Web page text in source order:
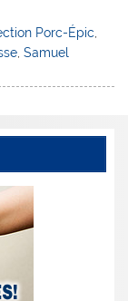
Porc-Épic,
,Samuel